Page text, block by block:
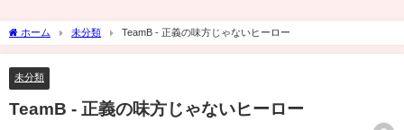
ホーム 未分類 TeamB - 正義の味方じゃないヒーロー
未分類
TeamB - 正義の味方じゃないヒーロー